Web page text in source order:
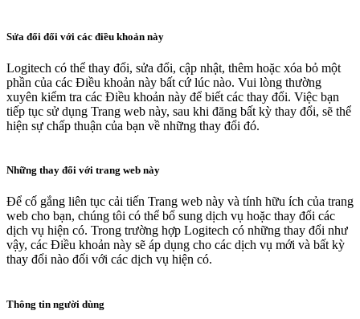
Sửa đổi đối với các điều khoản này
Logitech có thể thay đổi, sửa đổi, cập nhật, thêm hoặc xóa bỏ một
phần của các Điều khoản này bất cứ lúc nào. Vui lòng thường
xuyên kiểm tra các Điều khoản này để biết các thay đổi. Việc bạn
tiếp tục sử dụng Trang web này, sau khi đăng bất kỳ thay đổi, sẽ thể
hiện sự chấp thuận của bạn về những thay đổi đó.
Những thay đổi với trang web này
Để cố gắng liên tục cải tiến Trang web này và tính hữu ích của trang
web cho bạn, chúng tôi có thể bổ sung dịch vụ hoặc thay đổi các
dịch vụ hiện có. Trong trường hợp Logitech có những thay đổi như
vậy, các Điều khoản này sẽ áp dụng cho các dịch vụ mới và bất kỳ
thay đổi nào đối với các dịch vụ hiện có.
Thông tin người dùng